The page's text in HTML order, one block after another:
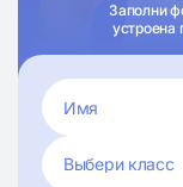
Заполни
устроена